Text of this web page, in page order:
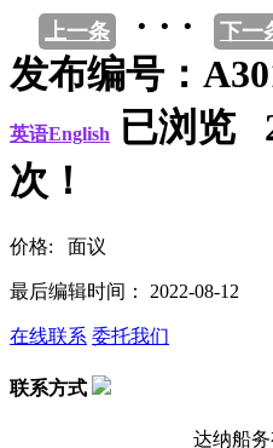
上一条 · · · 下一
发布编号：
英语English
已浏览
次！
价格: 面议
最后编辑时间： 2022-08-12
在线联系 委托我们
联系方式
达纳船务